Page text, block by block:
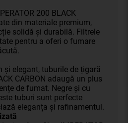
200 BLACK
din materiale premium,
solidă și durabilă. Filtrele
pentru a oferi o fumare
și elegant, tuburile de țigară
CARBON adaugă un plus
de fumat. Negre și cu
tuburi sunt perfecte
eleganța și rafinamentul.